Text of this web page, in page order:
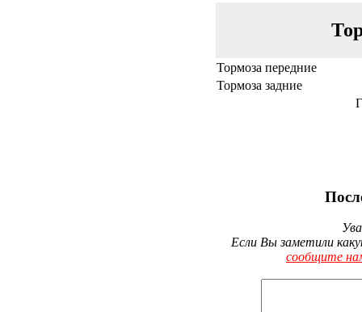
Тормоза передние
Тормоза задние
Если Вы заметили
сообщите